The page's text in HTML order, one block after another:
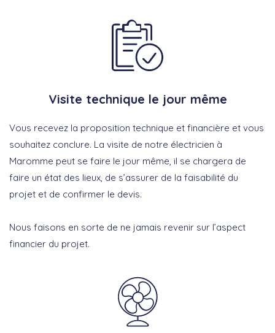
Visite technique le jour même
Vous recevez la proposition technique et financière et vous
souhaitez conclure. La visite de notre électricien à
Maromme peut se faire le jour même, il se chargera de
faire un état des lieux, de s’assurer de la faisabilité du
projet et de confirmer le devis.
Nous faisons en sorte de ne jamais revenir sur l’aspect
financier du projet.